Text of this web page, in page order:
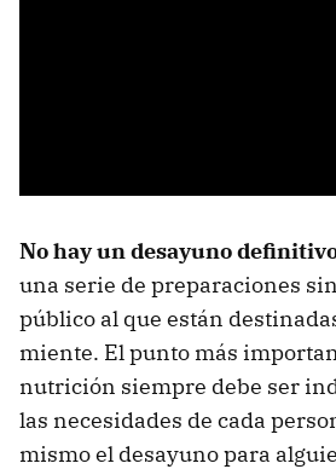
No hay un desayuno
una serie de preparaciones
público al que están
miente. El punto más
nutrición siempre debe ser
las necesidades de cada
mismo el desayuno para